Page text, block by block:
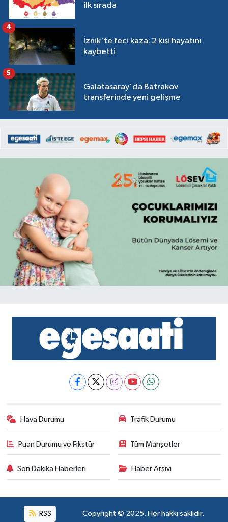
ilk sırada
İznik'te feci kaza: 2 kişi hayatını
kaybetti
4
Galatasaray'da Batrakov
transferinde yeni gelişme
5
Hava Durumu Trafik Durumu
Puan Durumu ve Fikstür Tüm Manşetler
Son Dakika Haberleri Haber Arşivi
RSS Copyright © 2025. Her hakkı saklıdır.